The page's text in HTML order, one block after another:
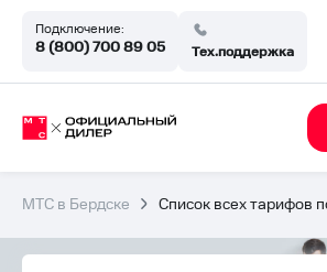
Подключение:
8 (800) 700 89 05 Тех.поддержка
МТС в Бердске Список всех тарифов